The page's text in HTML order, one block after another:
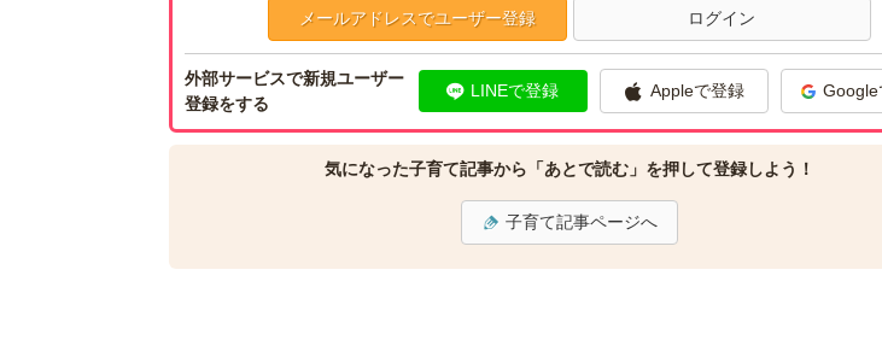
メールアドレスでユーザー登録 ログイン
外部サービスで新規ユーザー
登録をする
LINEで登録 Appleで登録 Google
気になった子育て記事から「あとで読む」を押して登録しよう！
子育て記事ページへ